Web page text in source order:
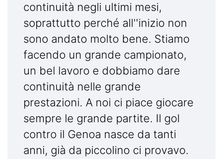
continuità negli ultimi mesi,
soprattutto perché all''inizio non
sono andato molto bene. Stiamo
facendo un grande campionato,
un bel lavoro e dobbiamo dare
continuità nelle grande
prestazioni. A noi ci piace giocare
sempre le grande partite. Il gol
contro il Genoa nasce da tanti
anni, già da piccolino ci provavo.